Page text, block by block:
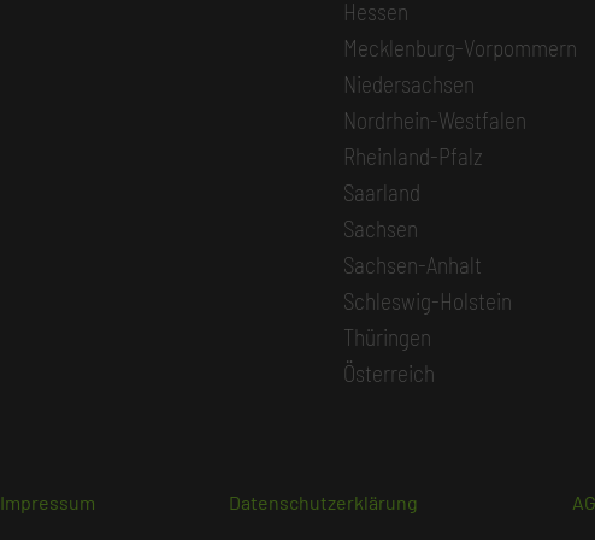
Hessen
Mecklenburg-Vorpommern
Niedersachsen
Nordrhein-Westfalen
Rheinland-Pfalz
Saarland
Sachsen
Sachsen-Anhalt
Schleswig-Holstein
Thüringen
Österreich
Impressum Datenschutzerklärung